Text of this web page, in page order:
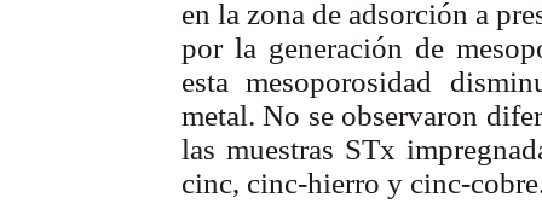
en la zona de adsorción a
por la generación de
esta mesoporosidad
metal. No se observaron
las muestras STx
cinc, cinc-hierro y cinc-